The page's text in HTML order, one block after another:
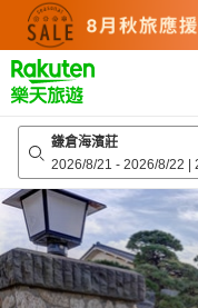
top
page
鎌倉海濱莊
2026/8/21 - 2026/8/22 |